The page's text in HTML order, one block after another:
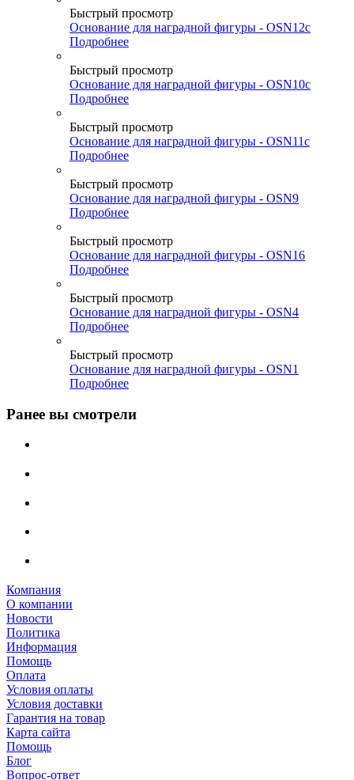
Быстрый просмотр
Основание для наградной фигуры - OSN12c
Подробнее
Быстрый просмотр
Основание для наградной фигуры - OSN10c
Подробнее
Быстрый просмотр
Основание для наградной фигуры - OSN11c
Подробнее
Быстрый просмотр
Основание для наградной фигуры - OSN9
Подробнее
Быстрый просмотр
Основание для наградной фигуры - OSN16
Подробнее
Быстрый просмотр
Основание для наградной фигуры - OSN4
Подробнее
Быстрый просмотр
Основание для наградной фигуры - OSN1
Подробнее
Ранее вы смотрели
Компания
О компании
Новости
Политика
Информация
Помощь
Оплата
Условия оплаты
Условия доставки
Гарантия на товар
Карта сайта
Помощь
Блог
Вопрос-ответ